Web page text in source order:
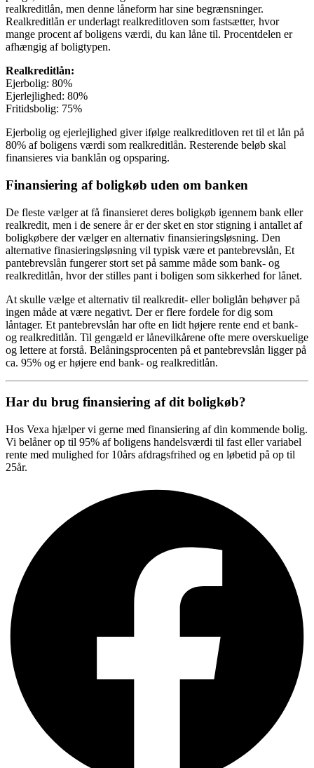
realkreditlån, men denne låneform har sine begrænsninger.
Realkreditlån er underlagt realkreditloven som fastsætter, hvor
mange procent af boligens værdi, du kan låne til. Procentdelen er
afhængig af boligtypen.
Realkreditlån:
Ejerbolig: 80%
Ejerlejlighed: 80%
Fritidsbolig: 75%
Ejerbolig og ejerlejlighed giver ifølge realkreditloven ret til et lån på
80% af boligens værdi som realkreditlån. Resterende beløb skal
finansieres via banklån og opsparing.
Finansiering af boligkøb uden om banken
De fleste vælger at få finansieret deres boligkøb igennem bank eller
realkredit, men i de senere år er der sket en stor stigning i antallet af
boligkøbere der vælger en alternativ finansieringsløsning. Den
alternative finasieringsløsning vil typisk være et pantebrevslån, Et
pantebrevslån fungerer stort set på samme måde som bank- og
realkreditlån, hvor der stilles pant i boligen som sikkerhed for lånet.
At skulle vælge et alternativ til realkredit- eller boliglån behøver på
ingen måde at være negativt. Der er flere fordele for dig som
låntager. Et pantebrevslån har ofte en lidt højere rente end et bank-
og realkreditlån. Til gengæld er lånevilkårene ofte mere overskuelige
og lettere at forstå. Belåningsprocenten på et pantebrevslån ligger på
ca. 95% og er højere end bank- og realkreditlån.
Har du brug finansiering af dit boligkøb?
Hos Vexa hjælper vi gerne med finansiering af din kommende bolig.
Vi belåner op til 95% af boligens handelsværdi til fast eller variabel
rente med mulighed for 10års afdragsfrihed og en løbetid på op til
25år.